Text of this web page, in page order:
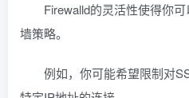
Firewalld的灵活性使得你
墙策略。
例如，你可能希望限制对